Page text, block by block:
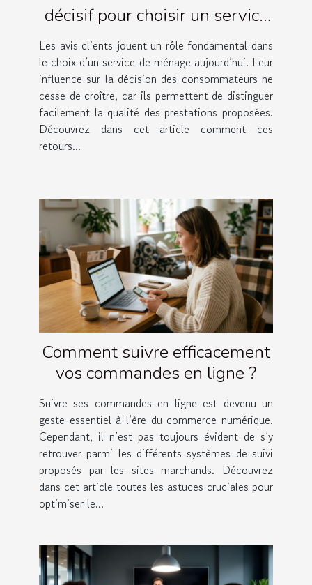
décisif pour choisir un service
de ménage
Les avis clients jouent un rôle fondamental dans
le choix d’un service de ménage aujourd’hui. Leur
influence sur la décision des consommateurs ne
cesse de croître, car ils permettent de distinguer
facilement la qualité des prestations proposées.
Découvrez dans cet article comment ces
retours...
Comment suivre efficacement
vos commandes en ligne ?
Suivre ses commandes en ligne est devenu un
geste essentiel à l’ère du commerce numérique.
Cependant, il n’est pas toujours évident de s’y
retrouver parmi les différents systèmes de suivi
proposés par les sites marchands. Découvrez
dans cet article toutes les astuces cruciales pour
optimiser le...